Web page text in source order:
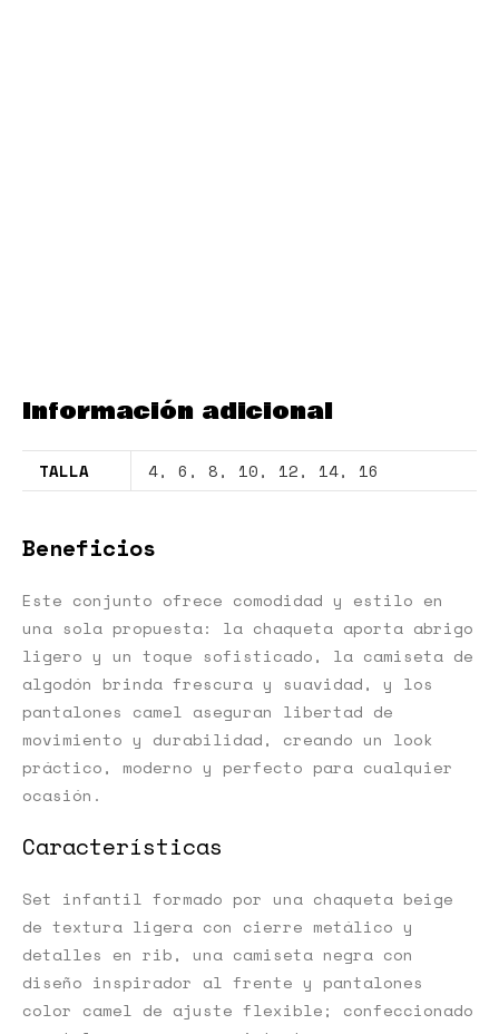
Información adicional
TALLA 4, 6 , 8, 10, 12, 14, 16
Beneficios
Este conjunto ofrece comodidad y estilo en
una sola propuesta: la chaqueta aporta abrigo
ligero y un toque sofisticado, la camiseta de
algodón brinda frescura y suavidad, y los
pantalones camel aseguran libertad de
movimiento y durabilidad, creando un look
práctico, moderno y perfecto para cualquier
ocasión.
Características
Set infantil formado por una chaqueta beige
de textura ligera con cierre metálico y
detalles en rib, una camiseta negra con
diseño inspirador al frente y pantalones
color camel de ajuste flexible; confeccionado